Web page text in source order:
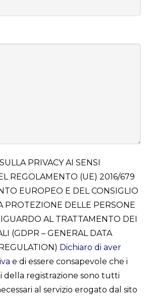
PRIVACY AI SENSI
REGOLAMENTO (UE) 2016/679
EUROPEO E DEL CONSIGLIO
PROTEZIONE DELLE PERSONE
AL TRATTAMENTO DEI
(GDPR – GENERAL DATA
Dichiaro di aver
e di essere consapevole che i
della registrazione sono tutti
al servizio erogato dal sito